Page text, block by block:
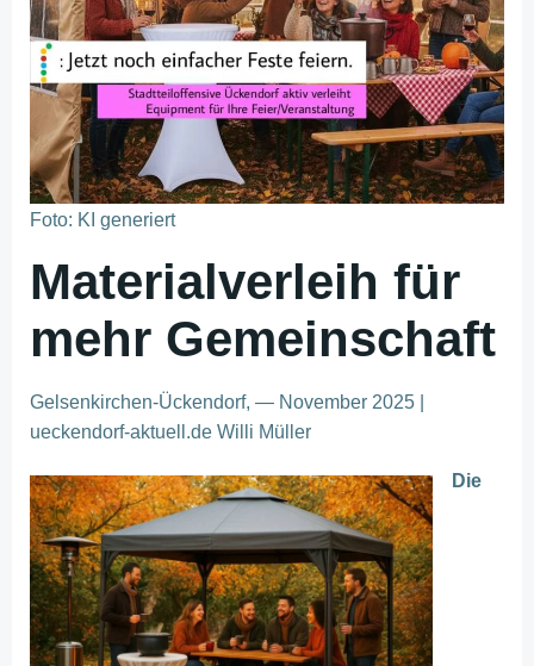
Foto: KI generiert
Materialverleih für
mehr Gemeinschaft
Gelsenkirchen-Ückendorf, — November 2025 |
ueckendorf-aktuell.de Willi Müller
Die